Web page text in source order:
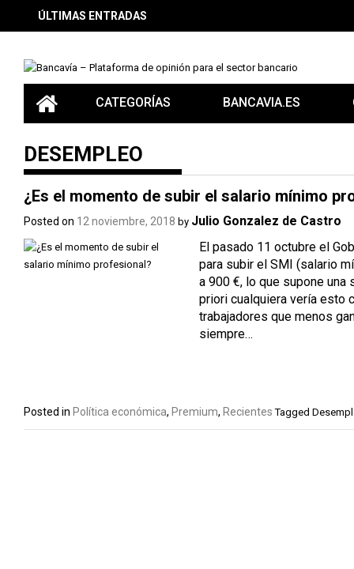
ÚLTIMAS ENTRADAS
CATEGORÍAS BANCAVIA.ES
DESEMPLEO
¿Es el momento de subir el salario mínimo
Posted on 12 noviembre, 2018 by Julio Gonzalez de Castro
El pasado 11 octubre el
para subir el SMI (salario
a 900 €, lo que supone una
priori cualquiera vería esto
trabajadores que menos
siempre…
Posted in Política económica, Premium, Recientes Tagged